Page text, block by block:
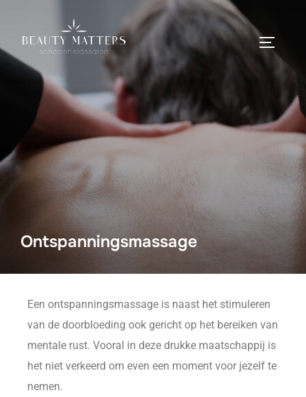
Ontspanningsmassage
Een ontspanningsmassage is naast het stimuleren
van de doorbloeding ook gericht op het bereiken van
mentale rust. Vooral in deze drukke maatschappij is
het niet verkeerd om even een moment voor jezelf te
nemen.